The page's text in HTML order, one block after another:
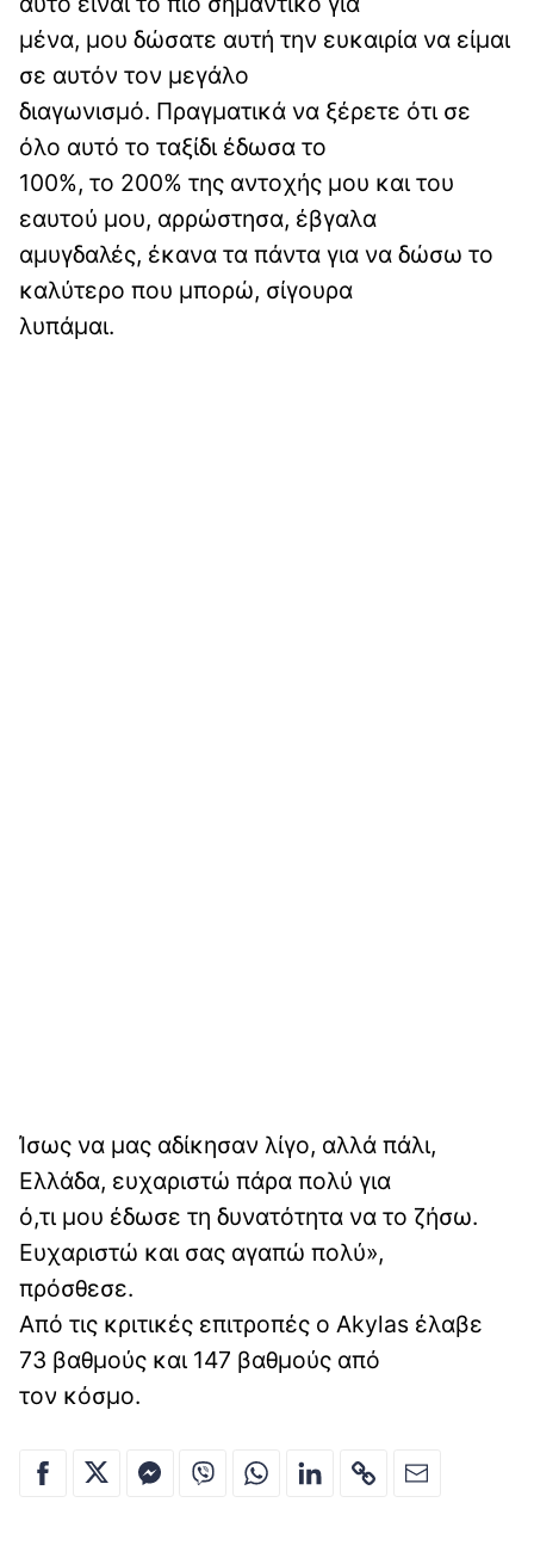
μένα, μου δώσατε αυτή την ευκαιρία να είμαι
σε αυτόν τον μεγάλο
διαγωνισμό. Πραγματικά να ξέρετε ότι σε
όλο αυτό το ταξίδι έδωσα το
100%, το 200% της αντοχής μου και του
εαυτού μου, αρρώστησα, έβγαλα
αμυγδαλές, έκανα τα πάντα για να δώσω το
καλύτερο που μπορώ, σίγουρα
λυπάμαι.
Ίσως να μας αδίκησαν λίγο, αλλά πάλι,
Ελλάδα, ευχαριστώ πάρα πολύ για
ό,τι μου έδωσε τη δυνατότητα να το ζήσω.
Ευχαριστώ και σας αγαπώ πολύ»,
πρόσθεσε.
Από τις κριτικές επιτροπές ο Akylas έλαβε
73 βαθμούς και 147 βαθμούς από
τον κόσμο.